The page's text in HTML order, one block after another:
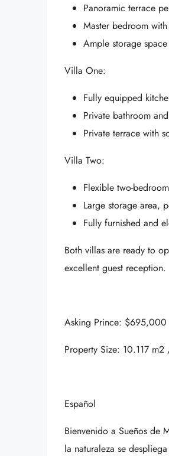
Panoramic terrace
Master bedroom
Ample storage space
Villa One:
Fully equipped
Private bathroom
Private terrace with
Villa Two:
Flexible two-
Large storage area,
Fully furnished and
Both villas are ready to
excellent guest reception.
Asking Prince: $695,000
Property Size: 10.117
Español
Bienvenido a Sueños de
la naturaleza se